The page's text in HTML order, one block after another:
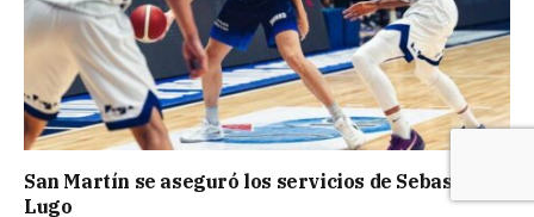
San Martín se aseguró los servicios de Sebastián
Lugo